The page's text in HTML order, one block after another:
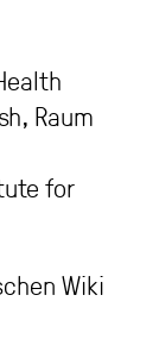
Raum
for
Wiki